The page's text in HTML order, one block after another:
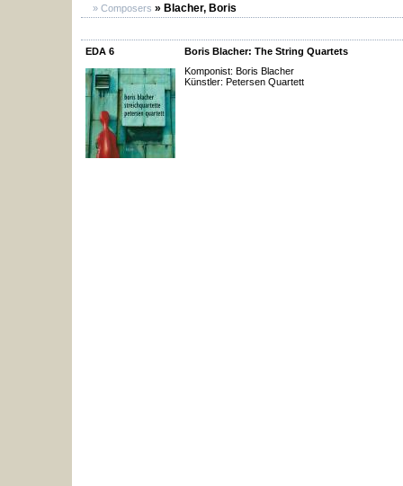
» Composers » Blacher, Boris
EDA 6
Boris Blacher: The String Quartets
Komponist: Boris Blacher
Künstler: Petersen Quartett